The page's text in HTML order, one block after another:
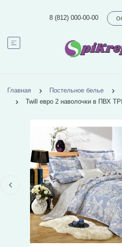
8 (812) 000-00-00
Главная Постельное белье
Twill евро 2 наволочки в ПВХ